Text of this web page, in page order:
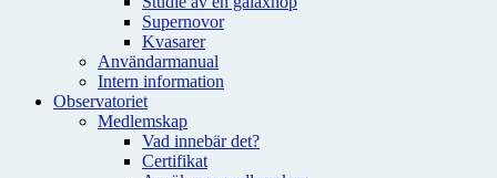
Supernovor
Kvasarer
Användarmanual
Intern information
Observatoriet
Medlemskap
Vad innebär det?
Certifikat